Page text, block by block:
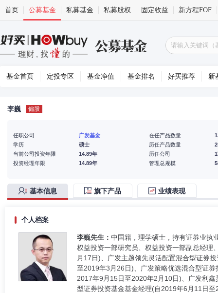
首页 公募基金 私募基金 私募股权 固定收益 新方程FOF
基金首页 定投专区 基金净值 基金排名 好买推荐 新
李巍 偏股
任职公司
广发基金
学历
硕士
当前公司投资年限
14.89年
投资经理年限
14.89年
在任产品数量
历任产品数量
历任公司
管理总规模
基本信息 旗下产品 业绩表现
个人档案
李巍先生： 中国籍，理学硕士，持有证券业执
权益投资一部研究员、权益投资一部副总经理
月17日)、广发主题领先灵活配置混合型证券
至2019年3月26日)、广发策略优选混合型证
2017年9月15日至2020年2月10日)、广发利
型证券投资基金基金经理(自2019年6月11日